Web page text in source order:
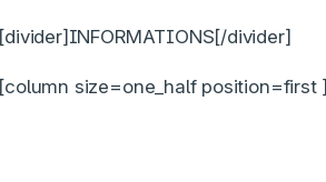
[divider]INFORMATIONS[/divider]
[column size=one_half position=first ]